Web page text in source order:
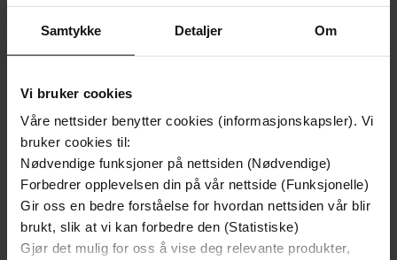
Samtykke Detaljer Om
Vi bruker cookies
Våre nettsider benytter cookies (informasjonskapsler). Vi
bruker cookies til:
Nødvendige funksjoner på nettsiden (Nødvendige)
Forbedrer opplevelsen din på vår nettside (Funksjonelle)
Gir oss en bedre forståelse for hvordan nettsiden vår blir
brukt, slik at vi kan forbedre den (Statistiske)
Gjør det mulig for oss å vise deg relevante produkter,